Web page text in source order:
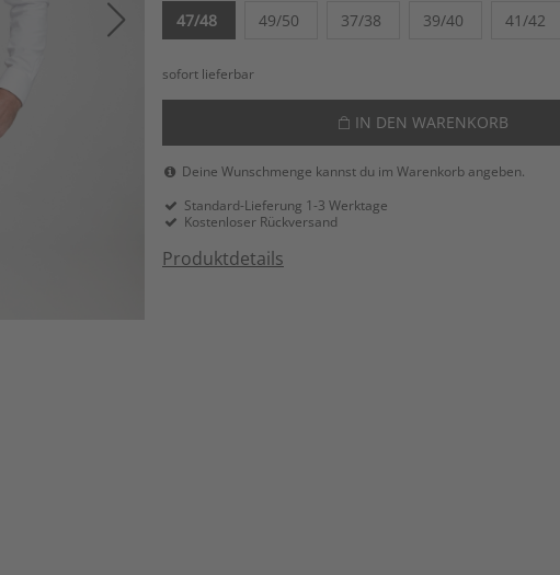
47/48
49/50 37/38 39/40 41/42
sofort lieferbar
IN DEN WARENKORB
Deine Wunschmenge kannst du im Warenkorb angeben.
Standard-Lieferung 1-3 Werktage
Kostenloser Rückversand
Produktdetails